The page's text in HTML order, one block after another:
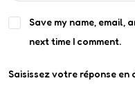
Save my name, email,
next time I comment.
Saisissez votre réponse en